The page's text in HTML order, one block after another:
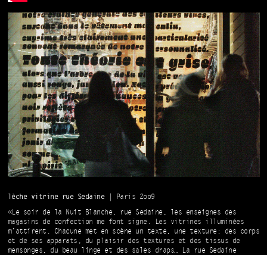
lèche vitrine rue Sedaine| Paris 2oo9
«Le soir de la Nuit Blanche, rue Sedaine, les enseignes des
magasins de confection me font signe. Les vitrines illuminées
m’attirent. Chacune met en scène un texte, une texture: des corps
et de ses apparats, du plaisir des textures et des tissus de
mensonges, du beau linge et des sales draps… La rue Sedaine